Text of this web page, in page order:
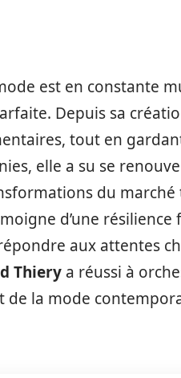
est en constante
Depuis sa
tout en
elle a su se
du
d’une résilience
aux attentes
Thiery a réussi à
de la mode